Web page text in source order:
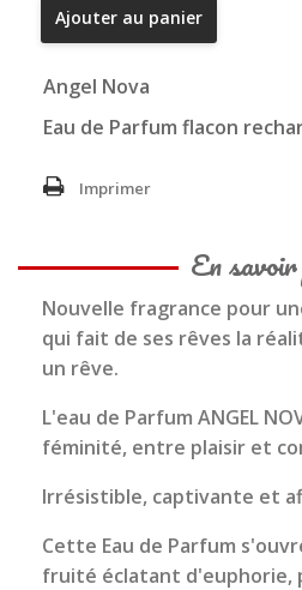
Ajouter au panier
Angel Nova
Eau de Parfum flacon
Imprimer
En
Nouvelle fragrance pour
qui fait de ses rêves la
un rêve.
L'eau de Parfum ANGEL
féminité, entre plaisir et
Irrésistible, captivante et
Cette Eau de Parfum
fruité éclatant d'euphorie,